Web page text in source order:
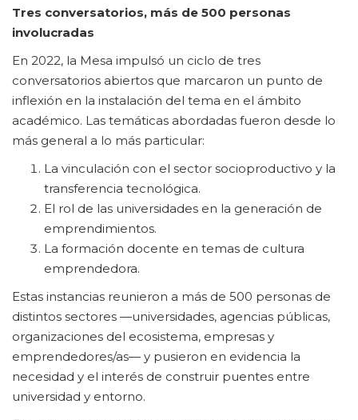
Tres conversatorios, más de 500 personas
involucradas
En 2022, la Mesa impulsó un ciclo de tres
conversatorios abiertos que marcaron un punto de
inflexión en la instalación del tema en el ámbito
académico. Las temáticas abordadas fueron desde lo
más general a lo más particular:
La vinculación con el sector socioproductivo y la
transferencia tecnológica.
El rol de las universidades en la generación de
emprendimientos.
La formación docente en temas de cultura
emprendedora.
Estas instancias reunieron a más de 500 personas de
distintos sectores —universidades, agencias públicas,
organizaciones del ecosistema, empresas y
emprendedores/as— y pusieron en evidencia la
necesidad y el interés de construir puentes entre
universidad y entorno.